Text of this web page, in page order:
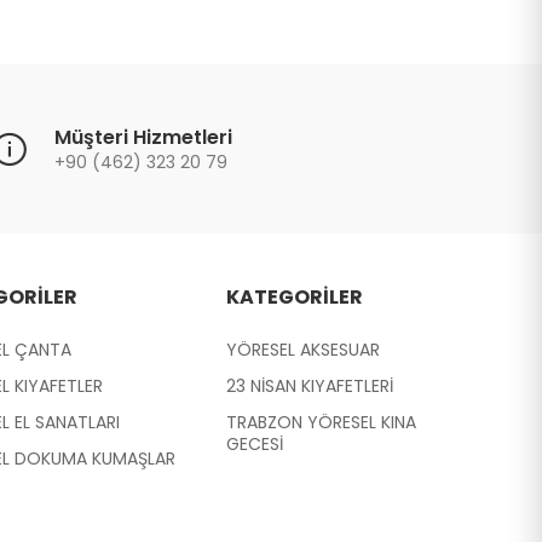
Müşteri Hizmetleri
+90 (462) 323 20 79
ÇANTA
KIYAFETLER
EL SANATLARI
DOKUMA KUMAŞLAR
KATEGORİLER
YÖRESEL AKSESUAR
23 NİSAN KIYAFETLERİ
TRABZON YÖRESEL KINA
GECESİ